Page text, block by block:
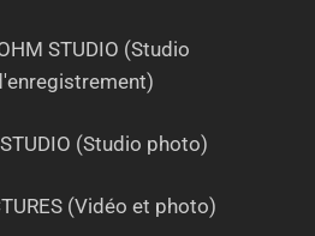
STUDIO (Studio
(Studio photo)
(Vidéo et photo)